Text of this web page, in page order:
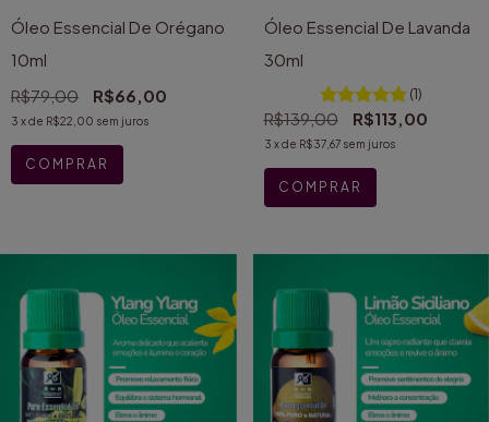
Óleo Essencial De Orégano
10ml
R$79,00
R$66,00
3 x de R$22,00 sem juros
Óleo Essencial De Lavanda
30ml
(1)
R$139,00 R$113,00
3 x de R$37,67 sem juros